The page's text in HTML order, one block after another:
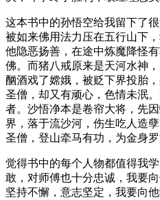
这本书中的孙悟空给我留下了
被如来佛用法力压在五行山下
他隐恶扬善，在途中炼魔降怪
佛。而猪八戒原来是天河水神
酗酒戏了嫦娥，被贬下界投胎
圣僧，却又有顽心，色情未泯
者。沙悟净本是卷帘大将，先
界，落于流沙河，伤生吃人造
圣僧，登山牵马有功，为金身罗
觉得书中的每个人物都值得我
敢，对师傅也十分忠诚，我要
坚持不懈，意志坚定，我要向